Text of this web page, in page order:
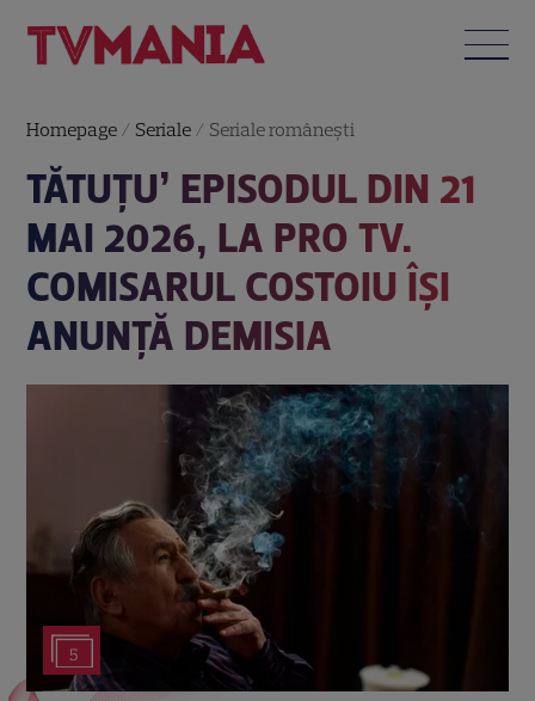
Homepage / Seriale / Seriale româneşti
TĂTUȚU’ EPISODUL DIN 21
MAI 2026, LA PRO TV.
COMISARUL COSTOIU ÎȘI
ANUNȚĂ DEMISIA
5